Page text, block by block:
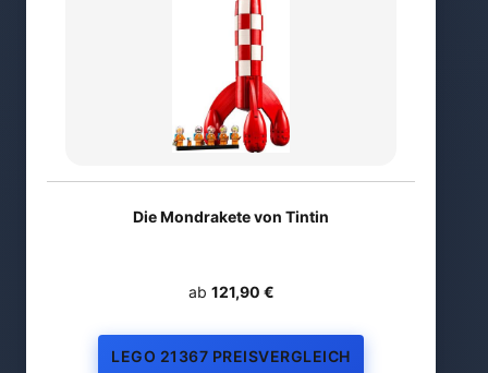
Die Mondrakete von Tintin
ab 121,90 €
LEGO 21367 PREISVERGLEICH